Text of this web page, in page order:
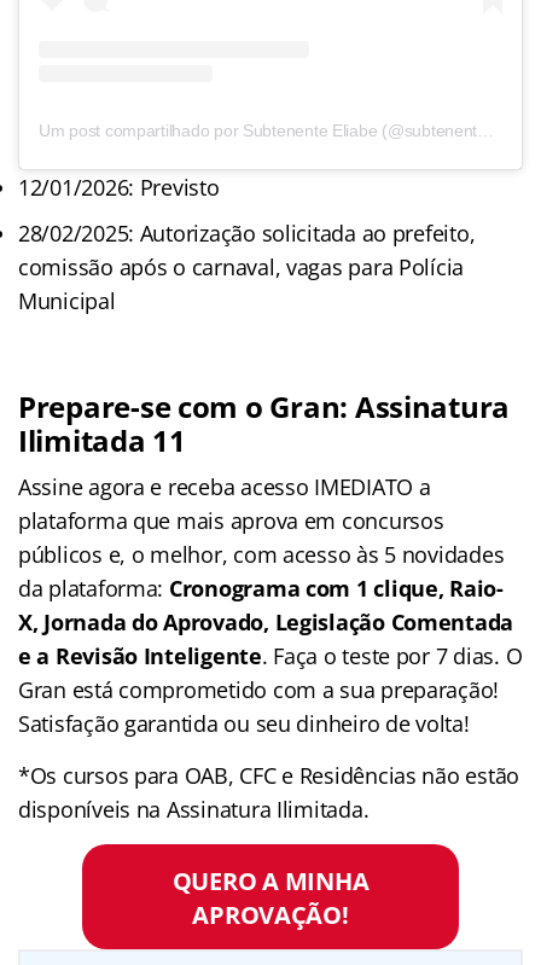
Um post compartilhado por Subtenente Eliabe (@subtenenteeliabe22)
12/01/2026: Previsto
28/02/2025: Autorização solicitada ao prefeito,
comissão após o carnaval, vagas para Polícia
Municipal
Prepare-se com o Gran: Assinatura
Ilimitada 11
Assine agora e receba acesso IMEDIATO a
plataforma que mais aprova em concursos
públicos e, o melhor, com acesso às 5 novidades
da plataforma: Cronograma com 1 clique, Raio-
X, Jornada do Aprovado, Legislação Comentada
e a Revisão Inteligente. Faça o teste por 7 dias. O
Gran está comprometido com a sua preparação!
Satisfação garantida ou seu dinheiro de volta!
*Os cursos para OAB, CFC e Residências não estão
disponíveis na Assinatura Ilimitada.
QUERO A MINHA
APROVAÇÃO!